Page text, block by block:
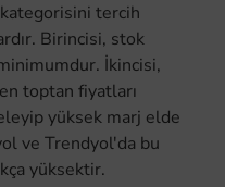
tercih
Birincisi, stok
İkincisi,
toptan fiyatları
yüksek marj elde
ve Trendyol'da bu
yüksektir.